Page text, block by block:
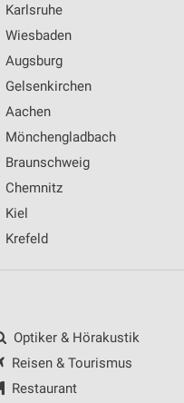
Karlsruhe
Wiesbaden
Augsburg
Gelsenkirchen
Aachen
Mönchengladbach
Braunschweig
Chemnitz
Kiel
Krefeld
Optiker & Hörakustik
Reisen & Tourismus
Restaurant